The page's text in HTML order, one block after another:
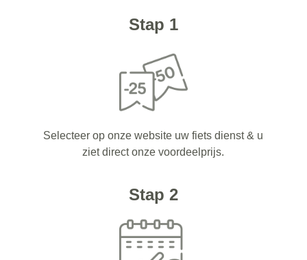
Stap 1
Selecteer op onze website uw fiets dienst & u
ziet direct onze voordeelprijs.
Stap 2